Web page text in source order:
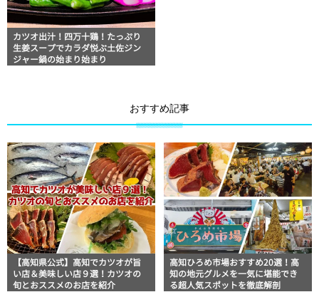
カツオ出汁！四万十鶏！たっぷり
生姜スープでカラダ悦ぶ土佐ジン
ジャー鍋の始まり始まり
おすすめ記事
【高知県公式】高知でカツオが旨
い店＆美味しい店９選！カツオの
旬とおススメのお店を紹介
高知ひろめ市場おすすめ20選！高
知の地元グルメを一気に堪能でき
る超人気スポットを徹底解剖